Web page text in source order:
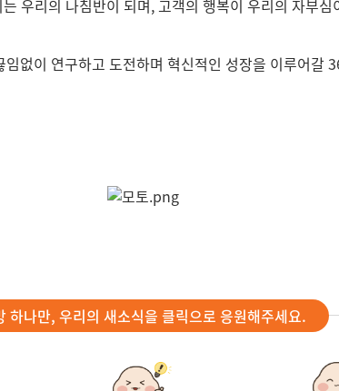
우리의 나침반이 되며,고객의 행복이 우리의 자부심
없이 연구하고 도전하며 혁신적인 성장을 이루어갈
하나만, 우리의 새소식을 클릭으로 응원해주세요.